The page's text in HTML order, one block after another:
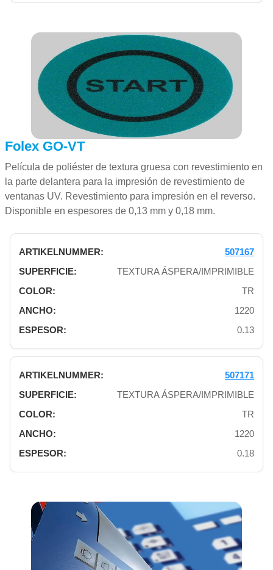
Folex GO-VT
Película de poliéster de textura gruesa con revestimiento en
la parte delantera para la impresión de revestimiento de
ventanas UV. Revestimiento para impresión en el reverso.
Disponible en espesores de 0,13 mm y 0,18 mm.
507167
TEXTURA ÁSPERA/IMPRIMIBLE
TR
1220
0.13
507171
TEXTURA ÁSPERA/IMPRIMIBLE
TR
1220
0.18